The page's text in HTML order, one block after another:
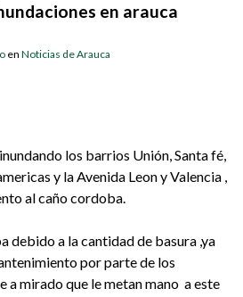
en arauca
en Noticias de Arauca
los barrios Unión, Santa fé,
y la Avenida Leon y Valencia ,
al caño cordoba.
debido a la cantidad de basura ,ya
por parte de los
a mirado que le metan mano a este